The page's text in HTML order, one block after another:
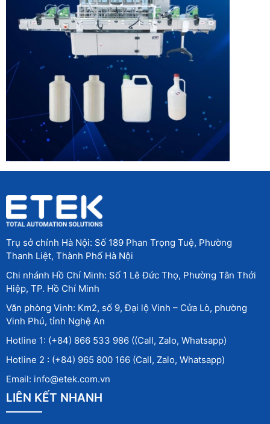
Trụ sở chính Hà Nội: Số 189 Phan Trọng Tuệ, Phường
Thanh Liệt, Thành Phố Hà Nội
Chi nhánh Hồ Chí Minh: Số 1 Lê Đức Thọ, Phường Tân Thới
Hiệp, TP. Hồ Chí Minh
Văn phòng Vinh: Km2, số 9, Đại lộ Vinh – Cửa Lò, phường
Vinh Phú, tỉnh Nghệ An
Hotline 1: (+84) 866 533 986 ((Call, Zalo, Whatsapp)
Hotline 2 : (+84) 965 800 166 (Call, Zalo, Whatsapp)
Email: info@etek.com.vn
LIÊN KẾT NHANH